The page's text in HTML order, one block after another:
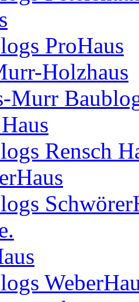
ProHaus
Holzhaus
Murr
Rensch